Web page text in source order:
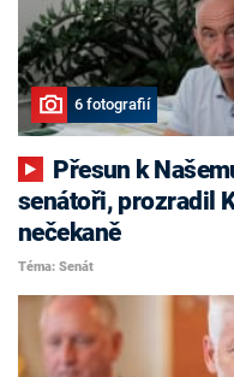
6 fotografií
senátoři, prozradil
nečekaně
Téma: Senát